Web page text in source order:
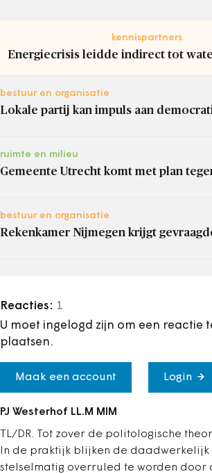
kennispartners
Energiecrisis leidde indirect tot
bestuur en organisatie
Lokale partij kan impuls aan
ruimte en milieu
Gemeente Utrecht komt met plan
bestuur en organisatie
Rekenkamer Nijmegen krijgt
Reacties: 1
U moet ingelogd zijn om een reactie
plaatsen.
Maak een account Login
PJ Westerhof LL.M MIM
TL/DR. Tot zover de politologische
In de praktijk blijken de
stelselmatig overruled te worden door